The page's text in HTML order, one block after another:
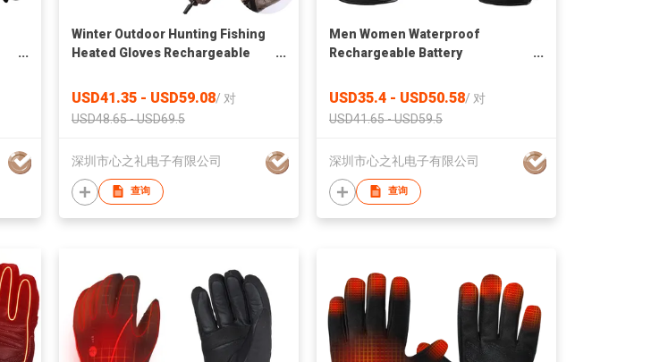
Winter Outdoor Hunting Fishing
Heated Gloves Rechargeable
Outdoor Winter Warm
USD41.35 - USD59.08/ 对
USD48.65 - USD69.5
深圳市心之礼电子有限公司
查询
Men Women Waterproof
Rechargeable Battery
Cycling Guantes Heated Glove
USD35.4 - USD50.58/ 对
USD41.65 - USD59.5
深圳市心之礼电子有限公司
查询